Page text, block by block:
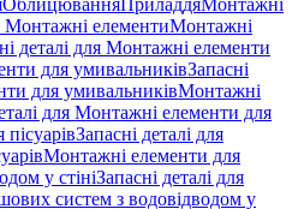
ОблицюванняПриладдяМонтажні
Монтажні елементиМонтажні
деталі для Монтажні елементи
для умивальниківЗапасні
для умивальниківМонтажні
для Монтажні елементи для
Запасні деталі для
Монтажні елементи для
у стініЗапасні деталі для
систем з водовідводом у